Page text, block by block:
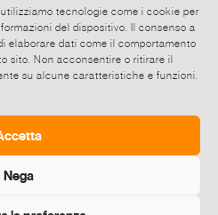
tecnologie come i cookie per
del dispositivo. Il consenso a
elaborare dati come il comportamento
sito. Non acconsentire o ritirare il
su alcune caratteristiche e funzioni.
Nega
con il saggio critico di
documentazione fotografica
giorni e orari: da martedì a
su appuntamento, chiusura
su appuntamento. (T. +41 919
Ingresso gratuito. Per